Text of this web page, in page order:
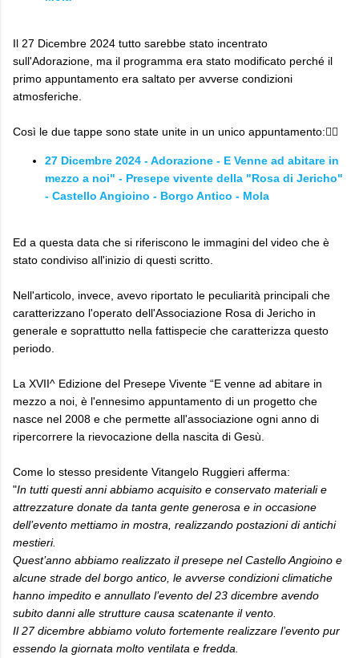
Il 27 Dicembre 2024 tutto sarebbe stato incentrato
sull'Adorazione, ma il programma era stato modificato perché il
primo appuntamento era saltato per avverse condizioni
atmosferiche.
Così le due tappe sono state unite in un unico appuntamento:👇🏼
27 Dicembre 2024 - Adorazione - E Venne ad abitare in
mezzo a noi" - Presepe vivente della "Rosa di Jericho"
- Castello Angioino - Borgo Antico - Mola
Ed a questa data che si riferiscono le immagini del video che è
stato condiviso all'inizio di questi scritto.
Nell'articolo, invece, avevo riportato le peculiarità principali che
caratterizzano l'operato dell'Associazione Rosa di Jericho in
generale e soprattutto nella fattispecie che caratterizza questo
periodo.
La XVII^ Edizione del Presepe Vivente “E venne ad abitare in
mezzo a noi, è l'ennesimo appuntamento di un progetto che
nasce nel 2008 e che permette all'associazione ogni anno di
ripercorrere la rievocazione della nascita di Gesù.
Come lo stesso presidente Vitangelo Ruggieri afferma:
"In tutti questi anni abbiamo acquisito e conservato materiali e
attrezzature donate da tanta gente generosa e in occasione
dell’evento mettiamo in mostra, realizzando postazioni di antichi
mestieri.
Quest’anno abbiamo realizzato il presepe nel Castello Angioino e
alcune strade del borgo antico, le avverse condizioni climatiche
hanno impedito e annullato l’evento del 23 dicembre avendo
subito danni alle strutture causa scatenante il vento.
Il 27 dicembre abbiamo voluto fortemente realizzare l’evento pur
essendo la giornata molto ventilata e fredda.